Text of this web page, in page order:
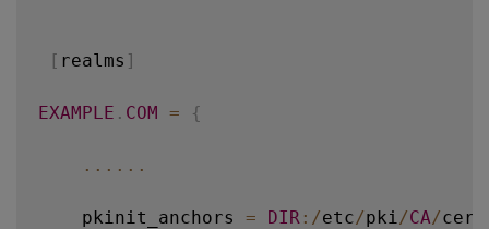
[ realms ]
EXAMPLE . COM = {
... ...
    pkinit_anchors
= DIR : /etc/pki /CA/